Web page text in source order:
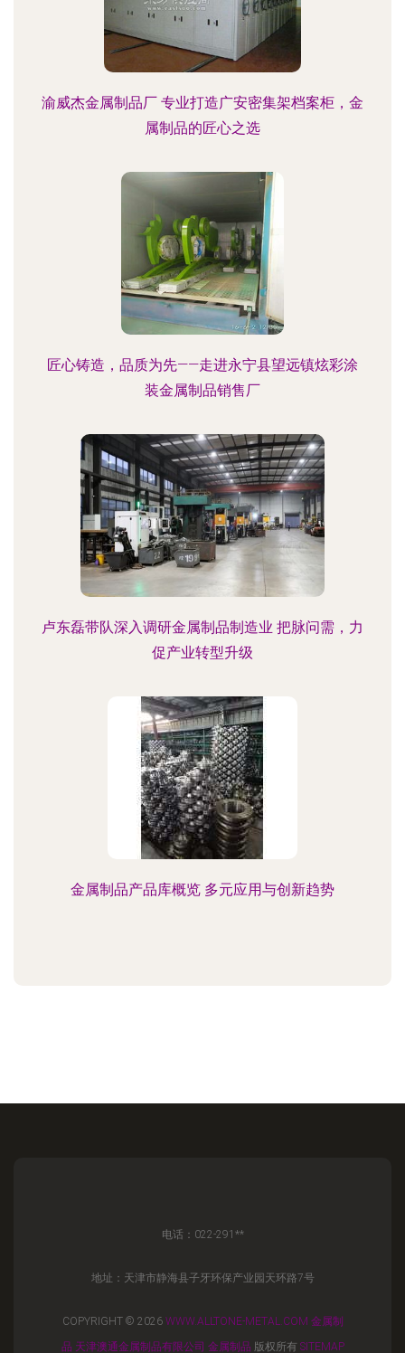
渝威杰金属制品厂 专业打造广安密集架档案柜，金
属制品的匠心之选
匠心铸造，品质为先——走进永宁县望远镇炫彩涂
装金属制品销售厂
卢东磊带队深入调研金属制品制造业 把脉问需，力
促产业转型升级
金属制品产品库概览 多元应用与创新趋势
电话：022-291**
地址：天津市静海县子牙环保产业园天环路7号
COPYRIGHT © 2026 WWW.ALLTONE-METAL.COM 金属制
品 天津澳通金属制品有限公司 金属制品 版权所有 SITEMAP